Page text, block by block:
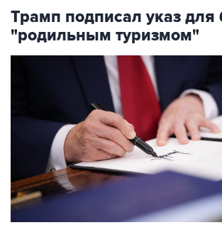
Трамп подписал указ для
"родильным туризмом"